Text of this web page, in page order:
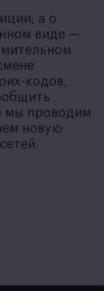
а о
виде —
кодов,
мы проводим
новую